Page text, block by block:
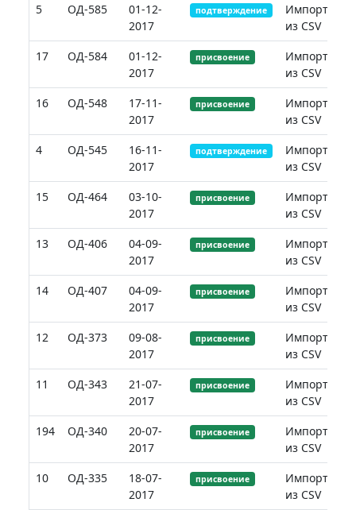
5
ОД-585
01-12-
2017
подтверждение
Импорт
из CSV
17
ОД-584
01-12-
2017
присвоение
Импорт
из CSV
16
ОД-548
17-11-
2017
присвоение
Импорт
из CSV
4
ОД-545
16-11-
2017
подтверждение
Импорт
из CSV
15
ОД-464
03-10-
2017
присвоение
Импорт
из CSV
13
ОД-406
04-09-
2017
присвоение
Импорт
из CSV
14
ОД-407
04-09-
2017
присвоение
Импорт
из CSV
12
ОД-373
09-08-
2017
присвоение
Импорт
из CSV
11
ОД-343
21-07-
2017
присвоение
Импорт
из CSV
194
ОД-340
20-07-
2017
присвоение
Импорт
из CSV
10
ОД-335
18-07-
2017
присвоение
Импорт
из CSV